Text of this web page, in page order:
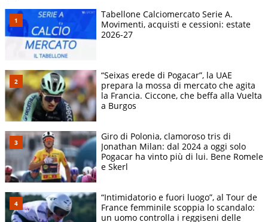
Tabellone Calciomercato Serie A.
Movimenti, acquisti e cessioni: estate
2026-27
“Seixas erede di Pogacar”, la UAE
prepara la mossa di mercato che agita
la Francia. Ciccone, che beffa alla Vuelta
a Burgos
Giro di Polonia, clamoroso tris di
Jonathan Milan: dal 2024 a oggi solo
Pogacar ha vinto più di lui. Bene Romele
e Skerl
“Intimidatorio e fuori luogo”, al Tour de
France femminile scoppia lo scandalo:
un uomo controlla i reggiseni delle